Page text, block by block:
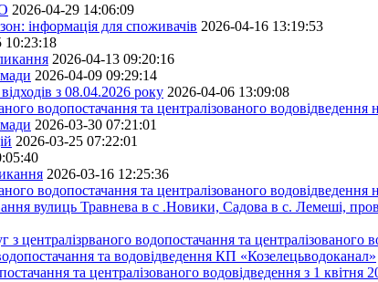
2026-04-29 14:06:09
інформація для споживачів 2026-04-16 13:19:53
10:23:18
2026-04-13 09:20:16
2026-04-09 09:29:14
з 08.04.2026 року 2026-04-06 13:09:08
водопостачання та централізованого водовідведення
2026-03-30 07:21:01
2026-03-25 07:22:01
2026-03-16 12:25:36
водопостачання та централізованого водовідведення
вулиць Травнева в с .Новики, Садова в с. Лемеші,
централізрваного водопостачання та централізованого
та водовідведення КП «Козелецьводоканал»
та централізованого водовідведення з 1 квітня